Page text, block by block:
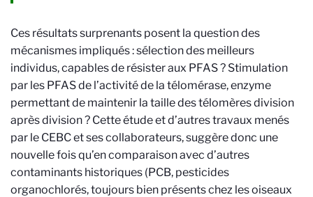
Ces résultats surprenants posent la question des
mécanismes impliqués : sélection des meilleurs
individus, capables de résister aux PFAS ? Stimulation
par les PFAS de l’activité de la télomérase, enzyme
permettant de maintenir la taille des télomères division
après division ? Cette étude et d’autres travaux menés
par le CEBC et ses collaborateurs, suggère donc une
nouvelle fois qu’en comparaison avec d’autres
contaminants historiques (PCB, pesticides
organochlorés, toujours bien présents chez les oiseaux